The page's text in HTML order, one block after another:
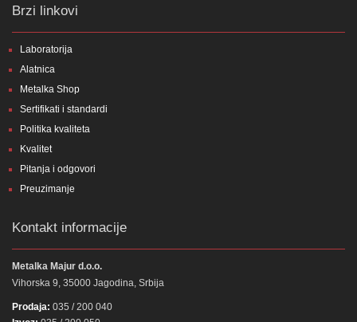
Brzi linkovi
Laboratorija
Alatnica
Metalka Shop
Sertifikati i standardi
Politika kvaliteta
Kvalitet
Pitanja i odgovori
Preuzimanje
Kontakt informacije
Metalka Majur d.o.o.
Vihorska 9, 35000 Jagodina, Srbija
Prodaja: 035 / 200 040